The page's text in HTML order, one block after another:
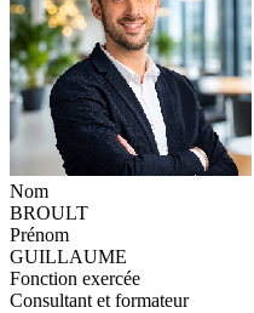
Nom
BROULT
Prénom
GUILLAUME
Fonction exercée
Consultant et formateur